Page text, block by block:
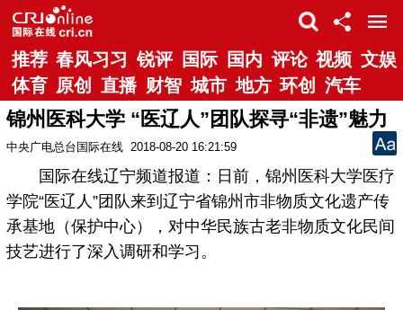
推荐 春风习习 锐评 国际 国内 评论 视频 文娱
体育 原创 直播 财智 城市 地方 环创 汽车
锦州医科大学 “医辽人”团队探寻“非遗”魅力
中央广电总台国际在线 2018-08-20 16:21:59
国际在线辽宁频道报道：日前，锦州医科大学医疗
学院“医辽人”团队来到辽宁省锦州市非物质文化遗产传
承基地（保护中心），对中华民族古老非物质文化民间
技艺进行了深入调研和学习。